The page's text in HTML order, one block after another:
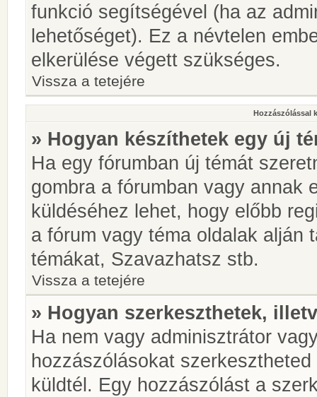
funkció segítségével (ha az
lehetőséget). Ez a névtelen
elkerülése végett szükséges.
Vissza a tetejére
Hozzászólással
» Hogyan készíthetek egy új
Ha egy fórumban új témát
gombra a fórumban vagy annak
küldéséhez lehet, hogy előbb
a fórum vagy téma oldalak alján
témákat, Szavazhatsz stb.
Vissza a tetejére
» Hogyan szerkeszthetek,
Ha nem vagy adminisztrátor
hozzászólásokat
küldtél. Egy hozzászólást a